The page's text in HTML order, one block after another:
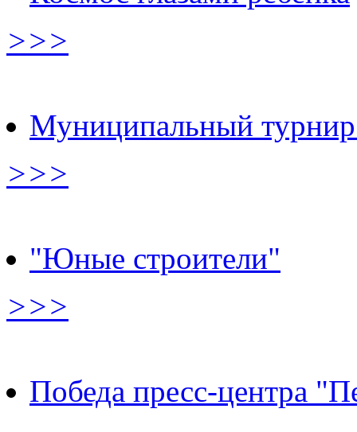
>>>
Муниципальный
>>>
"Юные строители"
>>>
Победа пресс-центра